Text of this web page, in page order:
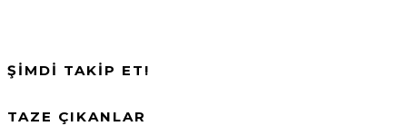
ŞİMDİ TAKİP ET!
TAZE ÇIKANLAR